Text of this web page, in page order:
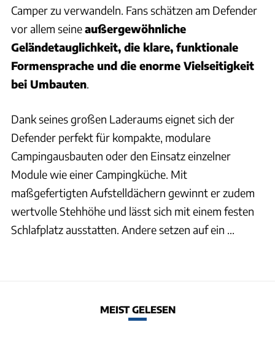
Camper zu verwandeln. Fans schätzen am Defender
vor allem seineaußergewöhnliche
Geländetauglichkeit, die klare, funktionale
Formensprache und die enorme Vielseitigkeit
bei Umbauten.
Dank seines großen Laderaums eignet sich der
Defender perfekt für kompakte, modulare
Campingausbauten oder den Einsatz einzelner
Module wie einer Campingküche. Mit
maßgefertigten Aufstelldächern gewinnt er zudem
wertvolle Stehhöhe und lässt sich mit einem festen
Schlafplatz ausstatten. Andere setzen auf ein ...
MEIST GELESEN